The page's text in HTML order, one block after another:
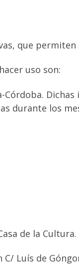
que
uso son:
Córdoba.
durante los
de la Cultura.
C/ Luís de